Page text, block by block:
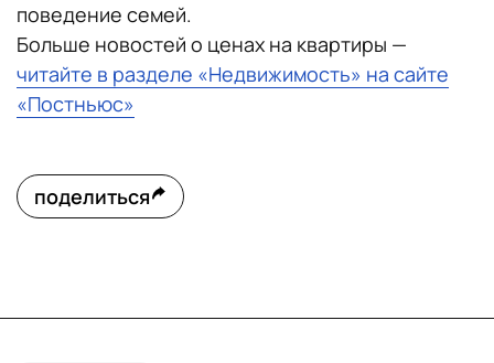
поведение семей.
Больше новостей о ценах на квартиры —
читайте в разделе «Недвижимость» на сайте
«Постньюс»
поделиться